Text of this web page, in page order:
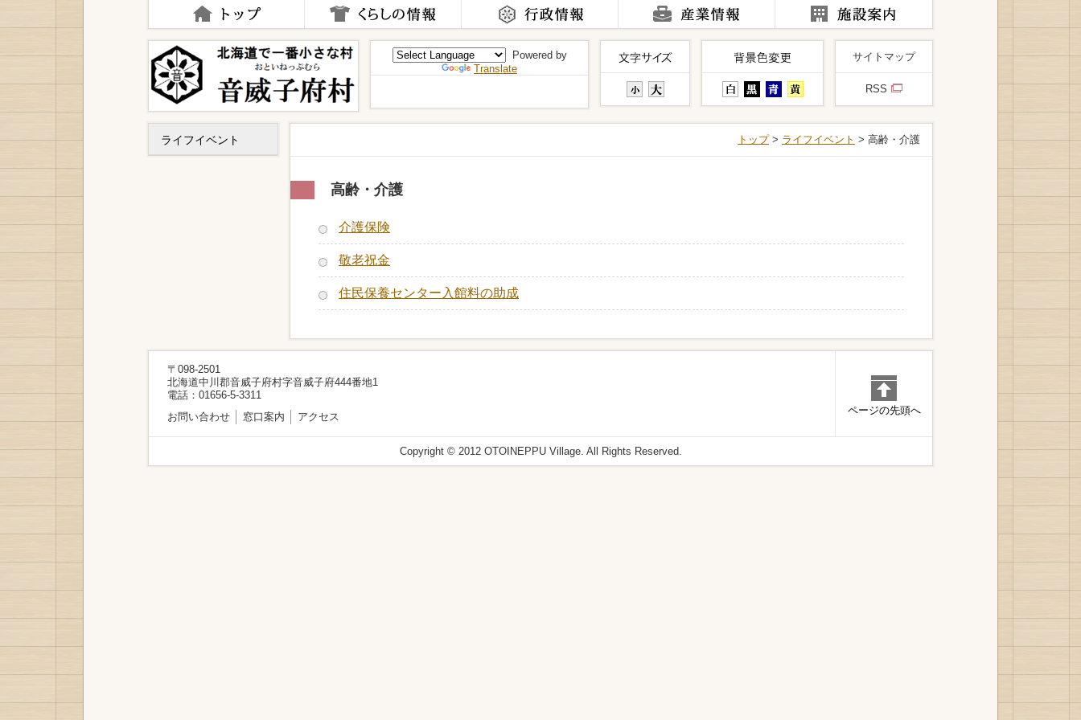
ゲ
ー
シ
ョ
ン
を
ば
Powered by
Translate
サイトマップ
RSS
トップ> ライフイベント > 高齢・介護
高齢・介護
介護保険
敬老祝金
住民保養センター入館料の助成
ライフイベント
〒098-2501
北海道中川郡音威子府村字音威子府444番地1
電話：01656-5-3311
お問い合わせ
窓口案内 アクセス
ページの先頭へ
Copyright © 2012 OTOINEPPU Village. All Rights Reserved.